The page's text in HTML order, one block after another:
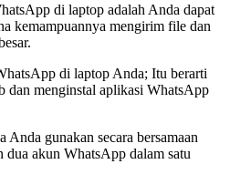
di laptop adalah Anda dapat
kemampuannya mengirim file dan
di laptop Anda; Itu berarti
dan menginstal aplikasi WhatsApp
gunakan secara bersamaan
akun WhatsApp dalam satu